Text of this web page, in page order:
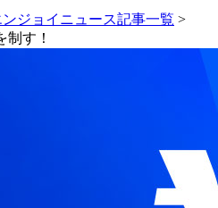
ンジョイニュース記事一覧
制す！